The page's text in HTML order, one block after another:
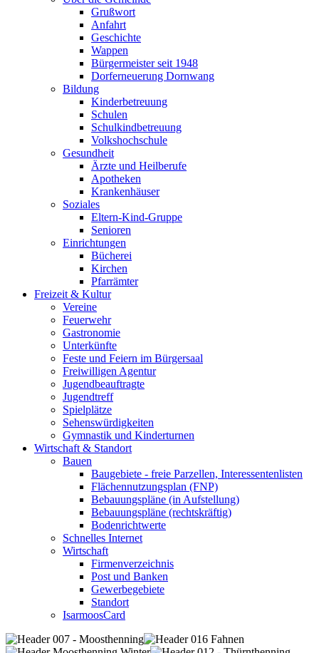
Grußwort
Anfahrt
Geschichte
Wappen
Bürgermeister seit 1948
Dorferneuerung Dornwang
Bildung
Kinderbetreuung
Schulen
Schulkindbetreuung
Volkshochschule
Gesundheit
Ärzte und Heilberufe
Apotheken
Krankenhäuser
Soziales
Eltern-Kind-Gruppe
Senioren
Einrichtungen
Bücherei
Kirchen
Pfarrämter
Freizeit & Kultur
Vereine
Feuerwehr
Gastronomie
Unterkünfte
Feste und Feiern im Bürgersaal
Freiwilligen Agentur
Jugendbeauftragte
Jugendtreff
Spielplätze
Sehenswürdigkeiten
Gymnastik und Kinderturnen
Wirtschaft & Standort
Bauen
Baugebiete - freie Parzellen, Interessentenlisten
Flächennutzungsplan (FNP)
Bebauungspläne (in Aufstellung)
Bebauungspläne (rechtskräftig)
Bodenrichtwerte
Schnelles Internet
Wirtschaft
Firmenverzeichnis
Post und Banken
Gewerbegebiete
Standort
IsarmoosCard